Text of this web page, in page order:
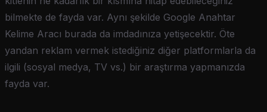
bilmekte de fayda var. Aynı şekilde Google Anahtar
Kelime Aracı burada da imdadınıza yetişecektir. Öte
yandan reklam vermek istediğiniz diğer platformlarla da
ilgili (sosyal medya, TV vs.) bir araştırma yapmanızda
fayda var.